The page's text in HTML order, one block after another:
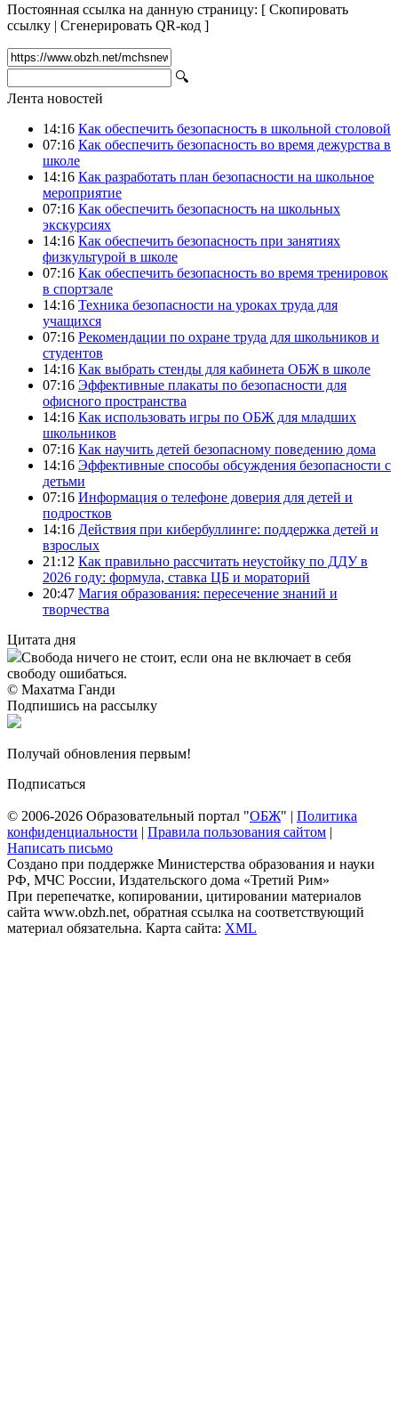
Постоянная ссылка на данную страницу: [ Скопировать
ссылку | Сгенерировать QR-код ]
🔍
Лента новостей
14:16 Как обеспечить безопасность в школьной столовой
07:16 Как обеспечить безопасность во время дежурства в
школе
14:16 Как разработать план безопасности на школьное
мероприятие
07:16 Как обеспечить безопасность на школьных
экскурсиях
14:16 Как обеспечить безопасность при занятиях
физкультурой в школе
07:16 Как обеспечить безопасность во время тренировок
в спортзале
14:16 Техника безопасности на уроках труда для
учащихся
07:16 Рекомендации по охране труда для школьников и
студентов
14:16 Как выбрать стенды для кабинета ОБЖ в школе
07:16 Эффективные плакаты по безопасности для
офисного пространства
14:16 Как использовать игры по ОБЖ для младших
школьников
07:16 Как научить детей безопасному поведению дома
14:16 Эффективные способы обсуждения безопасности с
детьми
07:16 Информация о телефоне доверия для детей и
подростков
14:16 Действия при кибербуллинге: поддержка детей и
взрослых
21:12 Как правильно рассчитать неустойку по ДДУ в
2026 году: формула, ставка ЦБ и мораторий
20:47 Магия образования: пересечение знаний и
творчества
Цитата дня
Свобода ничего не стоит, если она не включает в себя
свободу ошибаться.
© Махатма Ганди
Подпишись на рассылку
Получай обновления первым!
Подписаться
© 2006-2026 Образовательный портал "ОБЖ" | Политика
конфиденциальности | Правила пользования сайтом |
Написать письмо
Создано при поддержке Министерства образования и науки
РФ, МЧС России, Издательского дома «Третий Рим»
При перепечатке, копировании, цитировании материалов
сайта www.obzh.net, обратная ссылка на соответствующий
материал обязательна. Карта сайта: XML